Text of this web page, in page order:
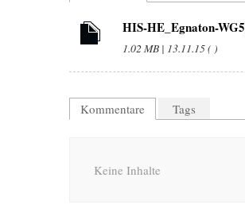
HIS-HE_Egnaton-
1.02 MB | 13.11.15 ( )
Kommentare Tags
Keine Inhalte